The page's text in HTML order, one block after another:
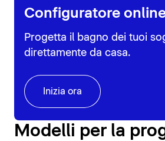
Configuratore
Progetta il bagno dei tuoi
direttamente da casa.
Inizia ora
Modelli per la